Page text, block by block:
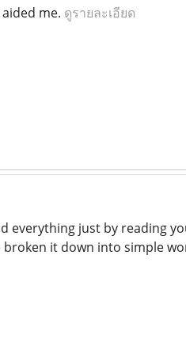
me. ดูรายละเอียด
everything just by reading
it down into simple